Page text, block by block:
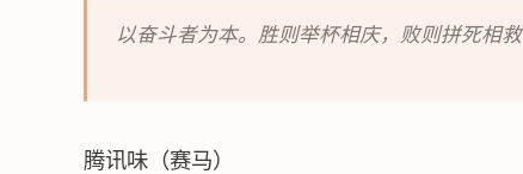
以奋斗者为本。胜则举杯相庆，败则拼死相救
腾讯味（赛马）